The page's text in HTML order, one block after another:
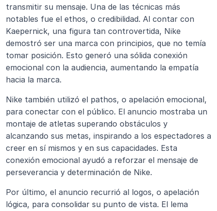
transmitir su mensaje. Una de las técnicas más
notables fue el ethos, o credibilidad. Al contar con
Kaepernick, una figura tan controvertida, Nike
demostró ser una marca con principios, que no temía
tomar posición. Esto generó una sólida conexión
emocional con la audiencia, aumentando la empatía
hacia la marca.
Nike también utilizó el pathos, o apelación emocional,
para conectar con el público. El anuncio mostraba un
montaje de atletas superando obstáculos y
alcanzando sus metas, inspirando a los espectadores a
creer en sí mismos y en sus capacidades. Esta
conexión emocional ayudó a reforzar el mensaje de
perseverancia y determinación de Nike.
Por último, el anuncio recurrió al logos, o apelación
lógica, para consolidar su punto de vista. El lema